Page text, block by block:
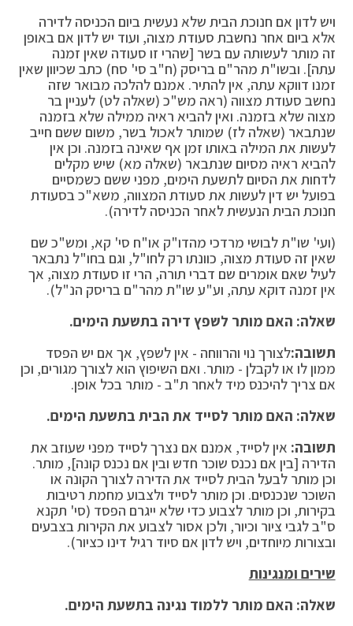
ויש לדון אם חנוכת הבית שלא נעשית ביום הכניסה לדירה
אלא ביום אחר נחשבת סעודת מצוה, ועוד יש לדון אם באופן
זה מותר לעשותה עם בשר [שהרי זו סעודה שאין זמנה
עתה]. ובשו"ת מהר"ם בריסק (ח"ב סי' סח) כתב שכיוון שאין
זמנו דווקא עתה, אין להתיר. אמנם להלכה מבואר שזה
נחשב סעודת מצווה (ראה מש"כ (שאלה לט) לעניין בר
מצוה שלא בזמנה. ואין להביא ראיה ממילה שלא בזמנה
שנתבאר (שאלה לז) שמותר לאכול בשר, משום ששם חייב
לעשות את המילה באותו זמן אף שאינה בזמנה. וכן אין
להביא ראיה מסיום שנתבאר (שאלה מא) שיש מקלים
לדחות את הסיום לתשעת הימים, מפני ששם כשמסיים
בפועל יש דין לעשות את סעודת המצווה, משא"כ בסעודת
חנוכת הבית הנעשית לאחר הכניסה לדירה).
(ועי' שו"ת לבושי מרדכי מהדו"ק או"ח סי' קא, ומש"כ שם
שאין זה סעודת מצוה, כוונתו רק לחו"ל, וגם בחו"ל נתבאר
לעיל שאם אומרים שם דברי תורה, הרי זו סעודת מצוה, אך
אין זמנה דוקא עתה, וע"ע שו"ת מהר"ם בריסק הנ"ל).
שאלה: האם מותר לשפץ דירה בתשעת הימים.
תשובה:לצורך נוי והרווחה - אין לשפץ, אך אם יש הפסד
ממון לו או לקבלן - מותר. ואם השיפוץ הוא לצורך מגורים, וכן
אם צריך להיכנס מיד לאחר ת"ב - מותר בכל אופן.
שאלה: האם מותר לסייד את הבית בתשעת הימים.
תשובה: אין לסייד, אמנם אם נצרך לסייד מפני שעוזב את
הדירה [בין אם נכנס שוכר חדש ובין אם נכנס קונה], מותר.
וכן מותר לבעל הבית לסייד את הדירה לצורך הקונה או
השוכר שנכנסים. וכן מותר לסייד ולצבוע מחמת רטיבות
בקירות, וכן מותר לצבוע כדי שלא ייגרם הפסד (סי' תקנא
ס"ב לגבי ציור וכיור, ולכן אסור לצבוע את הקירות בצבעים
ובצורות מיוחדים, ויש לדון אם סיוד רגיל דינו כציור).
שירים ומנגינות
שאלה: האם מותר ללמוד נגינה בתשעת הימים.